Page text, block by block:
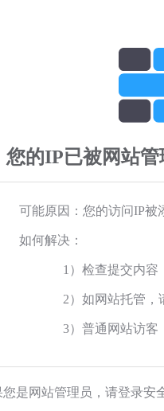
您的IP已被网站管
可能原因：您的访问IP被
如何解决：
1）检查提交内容
2）如网站托管，
3）普通网站访客
您是网站管理员，请登录安